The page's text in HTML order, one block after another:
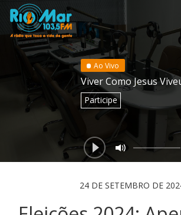
Ao Vivo
Viver Como Jesus
Participe
24 DE SETEMBRO DE